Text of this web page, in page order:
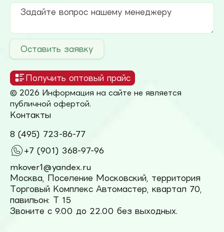
Оставить заявку
Получить оптовый прайс
© 2026 Информация на сайте не является
публичной офертой.
Контакты
8 (495) 723-86-77
+7 (901) 368-97-96
mkover1@yandex.ru
Москва, Поселение Московский, территория
Торговый Комплекс Автомастер, квартал 70,
павильон: Т 15
Звоните с 9.00 до 22.00 без выходных.